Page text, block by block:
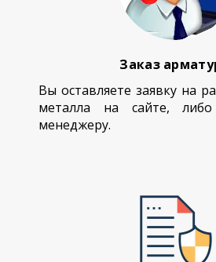
Заказ
Вы оставляете заявку на
металла на сайте,
менеджеру.